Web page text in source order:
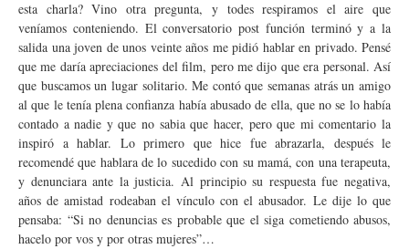
esta charla? Vino otra pregunta, y todes respiramos el aire que
veníamos conteniendo. El conversatorio post función terminó y a la
salida una joven de unos veinte años me pidió hablar en privado. Pensé
que me daría apreciaciones del film, pero me dijo que era personal. Así
que buscamos un lugar solitario. Me contó que semanas atrás un amigo
al que le tenía plena confianza había abusado de ella, que no se lo había
contado a nadie y que no sabia que hacer, pero que mi comentario la
inspiró a hablar. Lo primero que hice fue abrazarla, después le
recomendé que hablara de lo sucedido con su mamá, con una terapeuta,
y denunciara ante la justicia. Al principio su respuesta fue negativa,
años de amistad rodeaban el vínculo con el abusador. Le dije lo que
pensaba: “Si no denuncias es probable que el siga cometiendo abusos,
hacelo por vos y por otras mujeres”…